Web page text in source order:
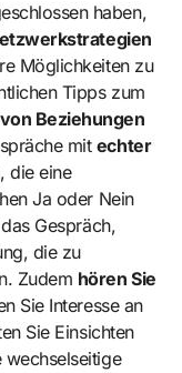
haben,
Möglichkeiten zu
Tipps zum
Beziehungen
mit echter
, die eine
Ja oder Nein
Gespräch,
die zu
Zudem hören Sie
Sie Interesse an
Sie Einsichten